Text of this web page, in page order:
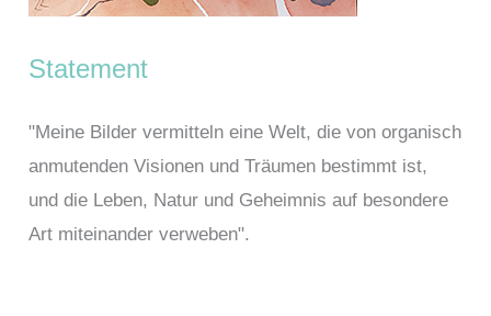
Statement
"Meine Bilder vermitteln eine Welt, die von organisch
anmutenden Visionen und Träumen bestimmt ist,
und die Leben, Natur und Geheimnis auf besondere
Art miteinander verweben".